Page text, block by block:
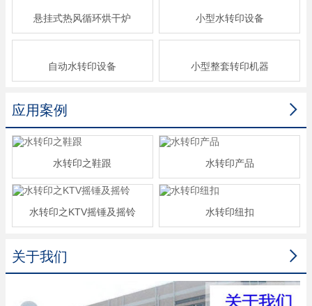
悬挂式热风循环烘干炉 小型水转印设备
自动水转印设备 小型整套转印机器

应用案例
水转印之鞋跟 水转印产品
水转印之KTV摇锤及摇铃 水转印纽扣

关于我们